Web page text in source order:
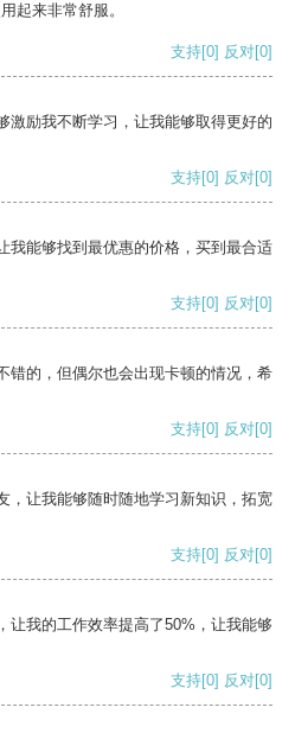
起来非常舒服。
支持[0] 反对[0]
激励我不断学习，让我能够取得更好的
支持[0] 反对[0]
我能够找到最优惠的价格，买到最合适
支持[0] 反对[0]
错的，但偶尔也会出现卡顿的情况，希
支持[0] 反对[0]
，让我能够随时随地学习新知识，拓宽
支持[0] 反对[0]
让我的工作效率提高了50%，让我能够
支持[0] 反对[0]